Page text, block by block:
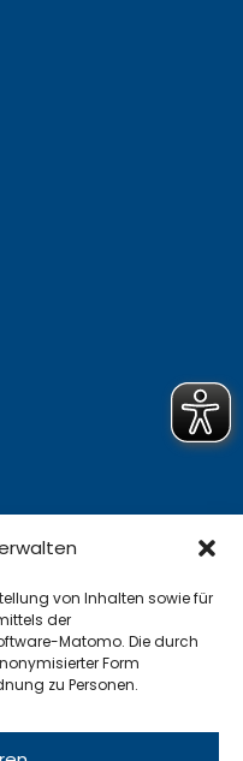
von Inhalten sowie für
der
Matomo. Die durch
Form
zu Personen.
werden vom